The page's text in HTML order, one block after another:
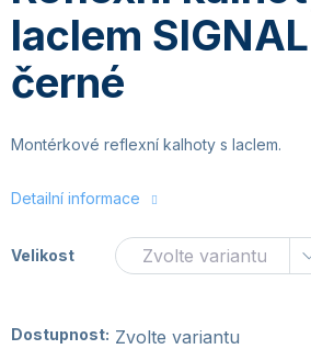
laclem
černé
Montérkové reflexní kalhoty s laclem.
Detailní informace
Velikost
Dostupnost: Zvolte variantu